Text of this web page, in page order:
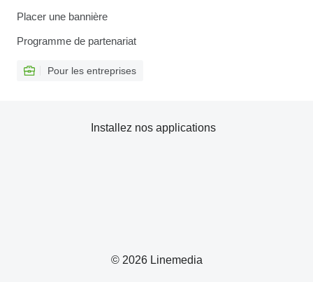
Placer une bannière
Programme de partenariat
Pour les entreprises
© 2026 Linemedia
Installez nos applications